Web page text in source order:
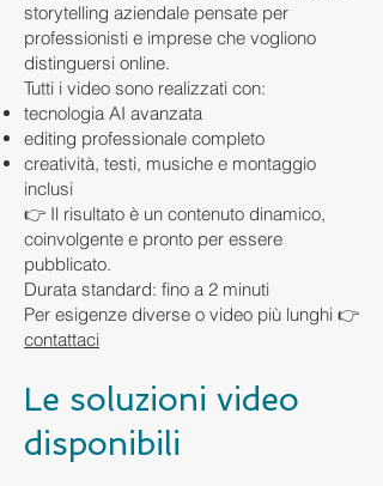
storytelling aziendale pensate per
professionisti e imprese che vogliono
distinguersi online.
Tutti i video sono realizzati con:
tecnologia AI avanzata
editing professionale completo
creatività, testi, musiche e montaggio
inclusi
👉 Il risultato è un contenuto dinamico,
coinvolgente e pronto per essere
pubblicato.
Durata standard: fino a 2 minuti
Per esigenze diverse o video più lunghi 👉
contattaci
Le soluzioni video
disponibili